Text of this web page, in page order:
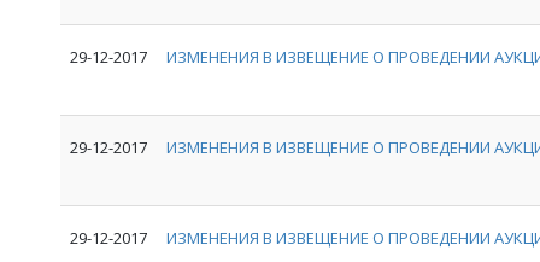
29-12-2017 ИЗМЕНЕНИЯ В ИЗВЕЩЕНИЕ О ПРОВЕДЕНИИ
29-12-2017 ИЗМЕНЕНИЯ В ИЗВЕЩЕНИЕ О ПРОВЕДЕНИИ
29-12-2017 ИЗМЕНЕНИЯ В ИЗВЕЩЕНИЕ О ПРОВЕДЕНИИ